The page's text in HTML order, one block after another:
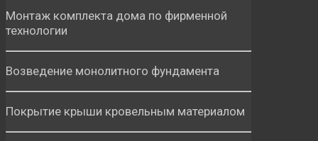
Монтаж комплекта дома по фирменной
технологии
Возведение монолитного фундамента
Покрытие крыши кровельным материалом